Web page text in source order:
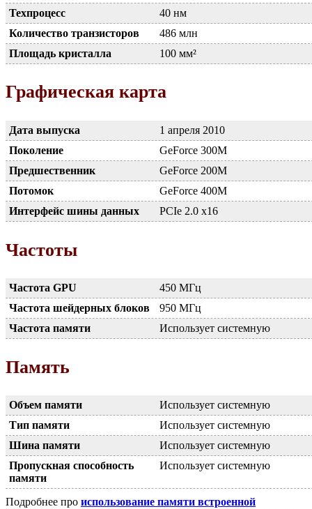
Техпроцесс
40 нм
Количество транзисторов
486 млн
Площадь кристалла
100 мм²
Графическая карта
Дата выпуска
1 апреля 2010
Поколение
GeForce 300M
Предшественник
GeForce 200M
Потомок
GeForce 400M
Интерфейс шины данных
PCIe 2.0 x16
Частоты
Частота GPU
450 МГц
Частота шейдерных блоков
950 МГц
Частота памяти
Использует системную
Память
Объем памяти
Использует системную
Тип памяти
Использует системную
Шина памяти
Использует системную
Пропускная способность
памяти
Использует системную
Подробнее про использование памяти встроенной